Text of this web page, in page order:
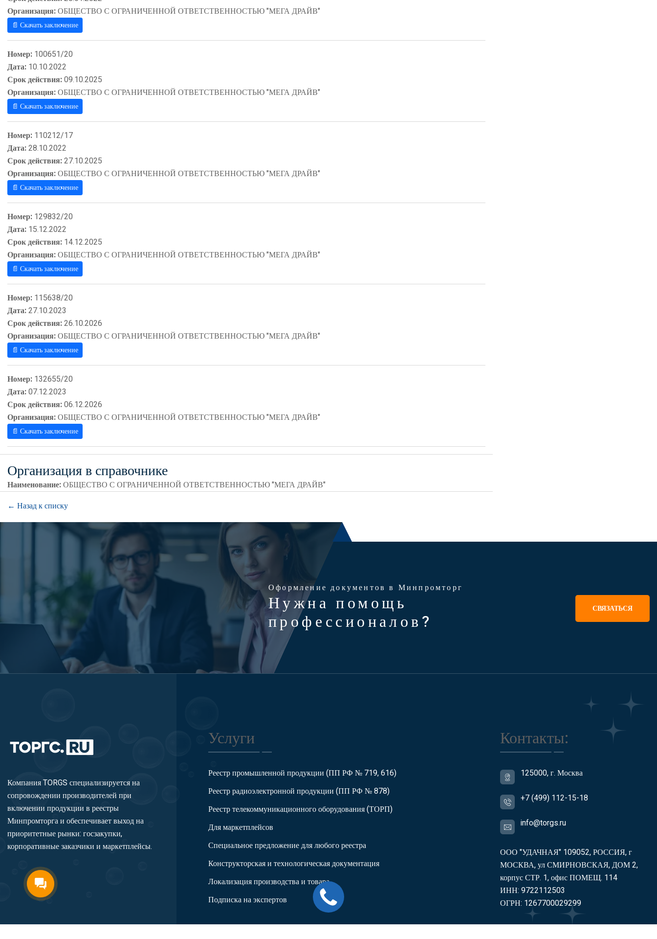
Организация:ОБЩЕСТВО С ОГРАНИЧЕННОЙ ОТВЕТСТВЕННОСТЬЮ "МЕГА ДРАЙВ"
📄 Скачать заключение
Номер: 100651/20
Дата: 10.10.2022
Срок действия:09.10.2025
Организация:ОБЩЕСТВО С ОГРАНИЧЕННОЙ ОТВЕТСТВЕННОСТЬЮ "МЕГА ДРАЙВ"
📄 Скачать заключение
Номер: 110212/17
Дата:28.10.2022
Срок действия:27.10.2025
Организация:ОБЩЕСТВО С ОГРАНИЧЕННОЙ ОТВЕТСТВЕННОСТЬЮ "МЕГА ДРАЙВ"
📄 Скачать заключение
Номер: 129832/20
Дата: 15.12.2022
Срок действия: 14.12.2025
Организация:ОБЩЕСТВО С ОГРАНИЧЕННОЙ ОТВЕТСТВЕННОСТЬЮ "МЕГА ДРАЙВ"
📄 Скачать заключение
Номер: 115638/20
Дата:27.10.2023
Срок действия:26.10.2026
Организация:ОБЩЕСТВО С ОГРАНИЧЕННОЙ ОТВЕТСТВЕННОСТЬЮ "МЕГА ДРАЙВ"
📄 Скачать заключение
Номер: 132655/20
Дата:07.12.2023
Срок действия:06.12.2026
Организация:ОБЩЕСТВО С ОГРАНИЧЕННОЙ ОТВЕТСТВЕННОСТЬЮ "МЕГА ДРАЙВ"
📄 Скачать заключение
Организация в справочнике
Наименование:ОБЩЕСТВО С ОГРАНИЧЕННОЙ ОТВЕТСТВЕННОСТЬЮ "МЕГА ДРАЙВ"
← Назад к списку
Оформление документов в Минпромторг
Нужна помощь
профессионалов?
СВЯЗАТЬСЯ
Компания TORGS специализируется на
сопровождении производителей при
включении продукции в реестры
Минпромторга и обеспечивает выход на
приоритетные рынки: госзакупки,
корпоративные заказчики и маркетплейсы.
Услуги
Реестр промышленной продукции (ПП РФ № 719, 616)
Реестр радиоэлектронной продукции (ПП РФ № 878)
Реестр телекоммуникационного оборудования (ТОРП)
Для маркетплейсов
Специальное предложение для любого реестра
Конструкторская и технологическая документация
Локализация производства и товара
Подписка на экспертов
Контакты:
125000, г. Москва
+7 (499) 112-15-18
info@torgs.ru
ООО "УДАЧНАЯ" 109052, РОССИЯ, г
МОСКВА, ул СМИРНОВСКАЯ, ДОМ 2,
корпус СТР. 1, офис ПОМЕЩ. 114
ИНН: 9722112503
ОГРН: 1267700029299